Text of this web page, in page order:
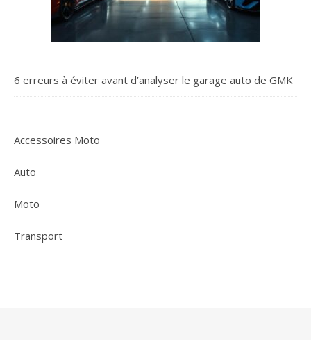
6 erreurs à éviter avant d’analyser le garage auto de GMK
Accessoires Moto
Auto
Moto
Transport